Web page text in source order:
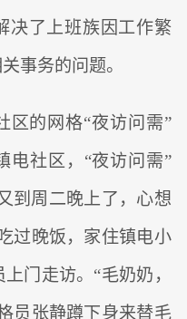
决了上班族因工作繁
事务的问题。
区的网格“夜访问需”
电社区，“夜访问需”
到周二晚上了，心想
过晚饭，家住镇电小
门走访。“毛奶奶，
员张静蹲下身来替毛